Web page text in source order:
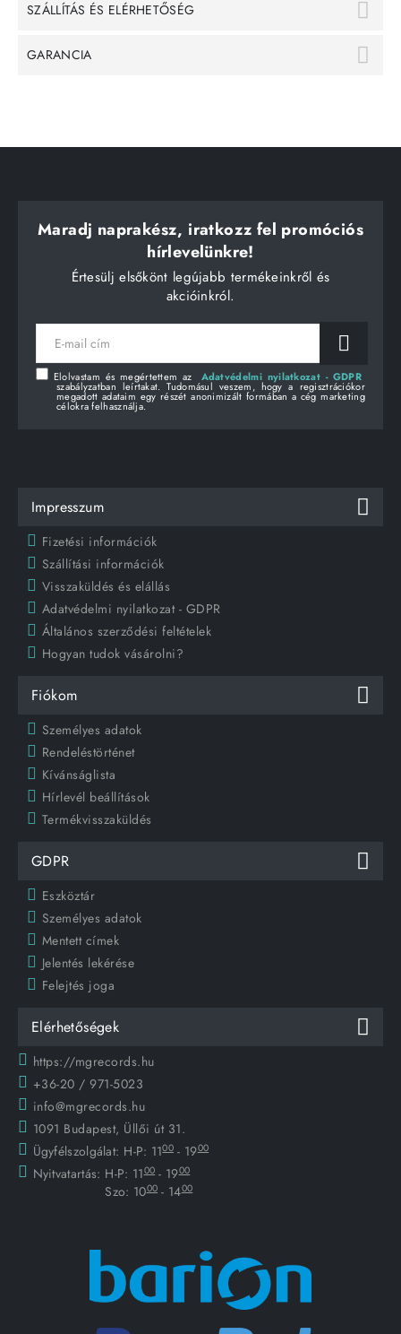
SZÁLLÍTÁS ÉS ELÉRHETŐSÉG
GARANCIA
Maradj naprakész, iratkozz fel promóciós
hírlevelünkre!
Értesülj elsőkönt legújabb termékeinkről és
akcióinkról.
E-
mail
Elolvastam és megértettem az Adatvédelmi nyilatkozat - GDPR
szabályzatban leírtakat. Tudomásul veszem, hogy a regisztrációkor
megadott adataim egy részét anonimizált formában a cég marketing
célokra felhasználja.
Impresszum
Fizetési információk
Szállítási információk
Visszaküldés és elállás
Adatvédelmi nyilatkozat - GDPR
Általános szerződési feltételek
Hogyan tudok vásárolni?
Fiókom
Személyes adatok
Rendeléstörténet
Kívánságlista
Hírlevél beállítások
Termékvisszaküldés
GDPR
Eszköztár
Személyes adatok
Mentett címek
Jelentés lekérése
Felejtés joga
Elérhetőségek
https://mgrecords.hu
+36-20 / 971-5023
info@mgrecords.hu
1091 Budapest, Üllői út 31.
Ügyfélszolgálat: H-P: 1100 - 1900
Nyitvatartás: H-P: 1100 - 1900
Szo: 1000 - 1400